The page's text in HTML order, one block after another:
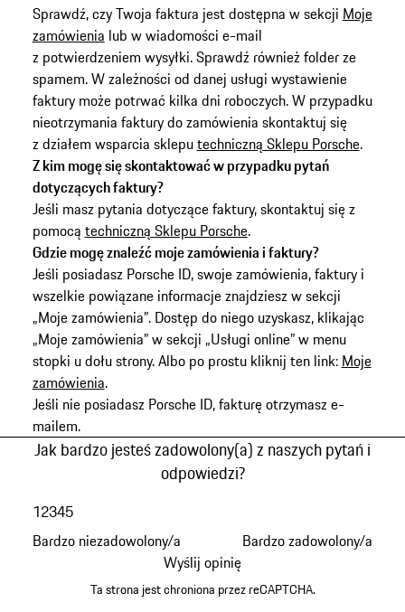
Sprawdź, czy Twoja faktura jest dostępna w sekcji Moje
zamówienia lub w wiadomości e-mail
z potwierdzeniem wysyłki. Sprawdź również folder ze
spamem. W zależności od danej usługi wystawienie
faktury może potrwać kilka dni roboczych. W przypadku
nieotrzymania faktury do zamówienia skontaktuj się
z działem wsparcia skleputechniczną Sklepu Porsche.
Z kim mogę się skontaktować w przypadku pytań
dotyczących faktury?
Jeśli masz pytania dotyczące faktury, skontaktuj się z
pomocą techniczną Sklepu Porsche.
Gdzie mogę znaleźć moje zamówienia i faktury?
Jeśli posiadasz Porsche ID, swoje zamówienia, faktury i
wszelkie powiązane informacje znajdziesz w sekcji
„Moje zamówienia”. Dostęp do niego uzyskasz, klikając
„Moje zamówienia” w sekcji „Usługi online” w menu
stopki u dołu strony. Albo po prostu kliknij ten link: Moje
zamówienia.
Jeśli nie posiadasz Porsche ID, fakturę otrzymasz e-
mailem.
Jak bardzo jesteś zadowolony(a) z naszych pytań i
odpowiedzi?
Bardzo niezadowolony/a
12345
Bardzo zadowolony/a
Wyślij opinię
Ta strona jest chroniona przez reCAPTCHA.